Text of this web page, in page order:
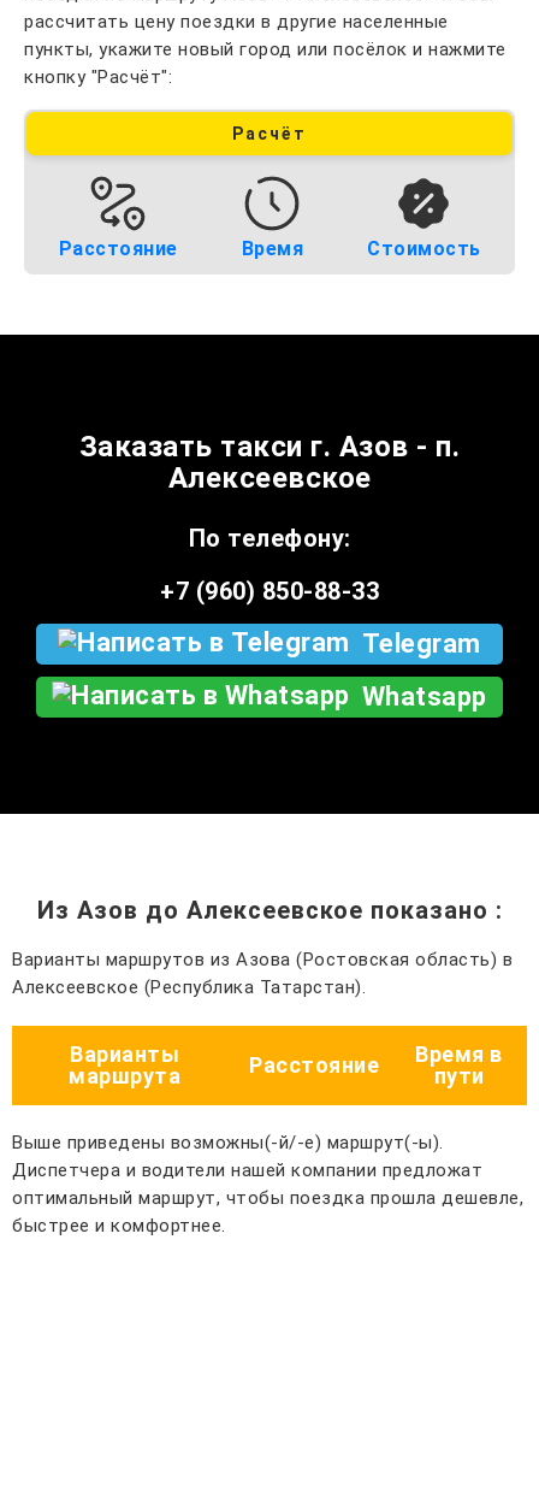
рассчитать цену поездки в другие населенные
пункты, укажите новый город или посёлок и нажмите
кнопку "Расчёт":
Расчёт
Расстояние Время Стоимость
Заказать такси г. Азов - п.
Алексеевское
По телефону:
+7 (960) 850-88-33
Telegram
Whatsapp
Из Азов до Алексеевское показано :
Варианты маршрутов из Азова (Ростовская область) в
Алексеевское (Республика Татарстан).
Варианты
маршрута
Расстояние
Время в
пути
Выше приведены возможны(-й/-е) маршрут(-ы).
Диспетчера и водители нашей компании предложат
оптимальный маршрут, чтобы поездка прошла дешевле,
быстрее и комфортнее.